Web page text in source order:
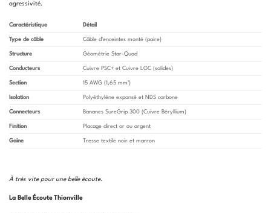
agressivité.
Caractéristique Détail
Type de câble Câble d’enceintes monté (paire)
Structure Géométrie Star-Quad
Conducteurs Cuivre PSC+ et Cuivre LGC (solides)
Section 15 AWG (1,65 mm²)
Isolation Polyéthylène expansé et NDS carbone
Connecteurs Bananes SureGrip 300 (Cuivre Béryllium)
Finition Placage direct or ou argent
Gaine Tresse textile noir et marron
À très vite pour une belle écoute.
La Belle Écoute Thionville